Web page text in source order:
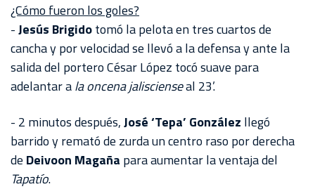
¿Cómo fueron los goles?
-Jesús Brigidotomó la pelota en tres cuartos de
cancha y por velocidad se llevó a la defensa y ante la
salida del portero César López tocó suave para
adelantar ala oncena jaliscienseal 23’.
- 2 minutos después,José ‘Tepa’ González llegó
barrido y remató de zurda un centro raso por derecha
de Deivoon Magaña para aumentar la ventaja del
Tapatío.